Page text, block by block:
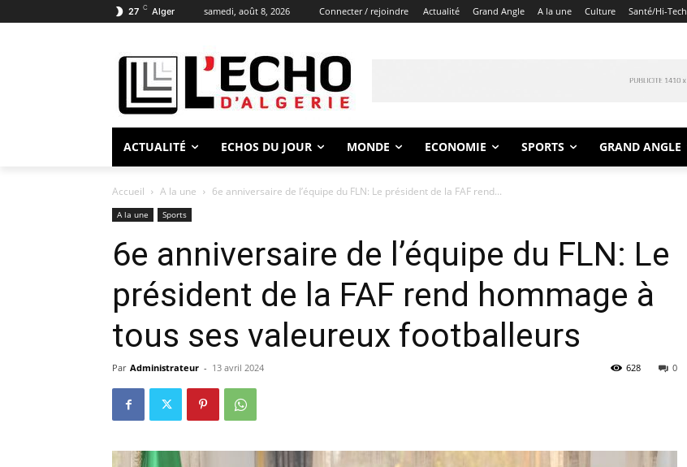
27 C Alger samedi, août 8, 2026 Connecter / rejoindre Actualité Grand Angle A la une Culture Santé/Hi-Tech
ACTUALITÉ ECHOS DU JOUR MONDE ECONOMIE SPORTS GRAND ANGLE
Accueil A la une 6e anniversaire de l’équipe du FLN: Le président de la FAF rend...
A la une Sports
6e anniversaire de l’équipe du FLN: Le
président de la FAF rend hommage à
tous ses valeureux footballeurs
Par Administrateur - 13 avril 2024 0
628